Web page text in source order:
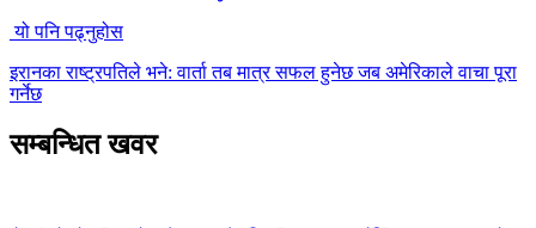
यो पनि पढ्नुहोस
इरानका राष्ट्रपतिले भने: वार्ता तब मात्र सफल हुनेछ जब अमेरिकाले वाचा पूरा
गर्नेछ
सम्बन्धित खवर